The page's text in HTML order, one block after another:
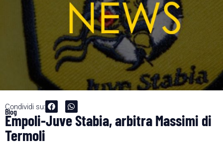
Condividi su:
Blog
Empoli-Juve Stabia, arbitra Massimi di
Termoli